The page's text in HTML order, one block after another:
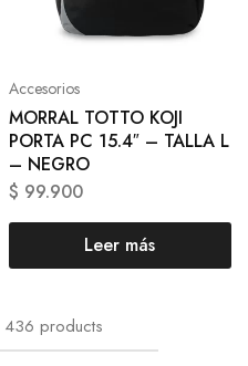
Accesorios
MORRAL TOTTO KOJI
PORTA PC 15.4″ – TALLA L
– NEGRO
$ 99.900
Leer más
436 products